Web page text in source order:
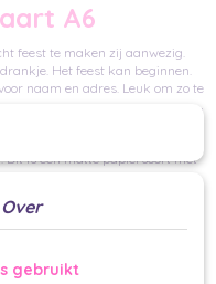
A6
feest te maken zij aanwezig.
Het feest kan beginnen.
naam en adres. Leuk om zo te
, maar ook leuk om bij een cadeau
Dit is een matte papiersoort met
Over
gebruikt